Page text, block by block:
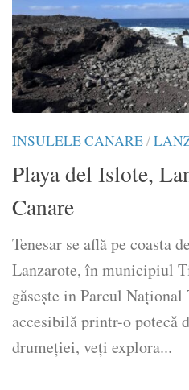
INSULELE CANARE/
Playa del Islote,
Canare
Tenesar se află pe coasta
Lanzarote, în municipiul
găsește in Parcul Național
accesibilă printr-o potecă
drumeției, veți explora...